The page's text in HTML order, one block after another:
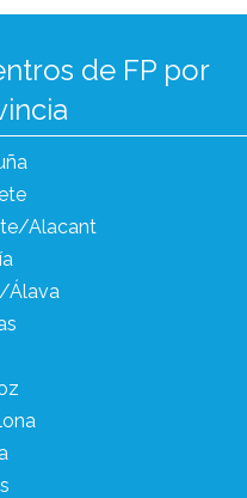
de FP por
Alacant
Álava